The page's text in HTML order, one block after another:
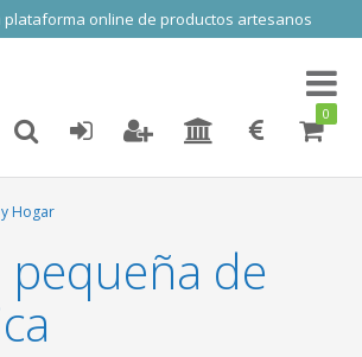
plataforma online de productos artesanos
Toggle
0
Hogar
pequeña de